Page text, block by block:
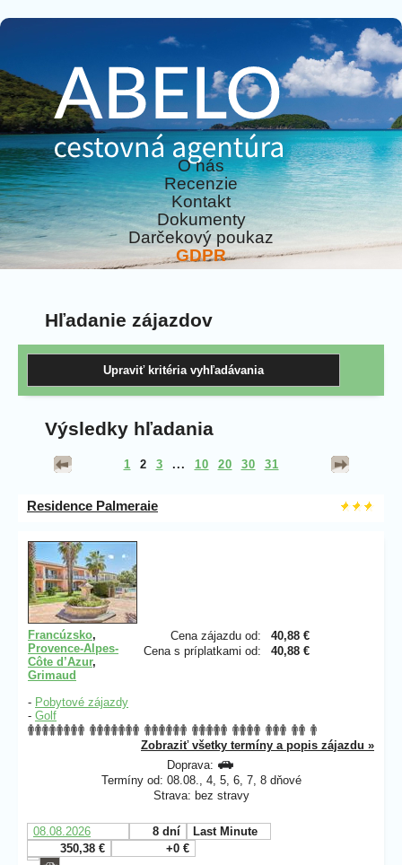
O nás
Recenzie
Kontakt
Dokumenty
Darčekový poukaz
GDPR
Hľadanie zájazdov
Výsledky hľadania
1 2 3 ... 10 20 30 31
Residence Palmeraie
Cena zájazdu od:
40,88 €
Cena s príplatkami od:
40,88 €
Francúzsko,
Provence-Alpes-
Côte d’Azur,
Grimaud
- Pobytové zájazdy
- Golf
Zobraziť všetky termíny a popis zájazdu »
Doprava:
Termíny od: 08.08., 4, 5, 6, 7, 8 dňové
Strava: bez stravy
08.08.2026 8 dní
Last Minute
350,38 €
+0 €